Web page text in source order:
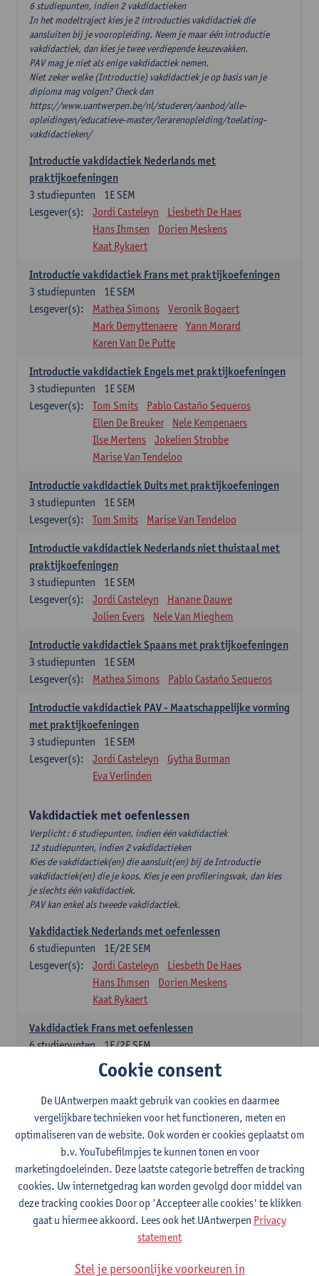
6 studiepunten, indien 2 vakdidactieken
In het modeltraject kies je 2 introducties vakdidactiek die
aansluiten bij je vooropleiding. Neem je maar één introductie
vakdidactiek, dan kies je twee verdiepende keuzevakken.
PAV mag je niet als enige vakdidactiek nemen.
Niet zeker welke (Introductie) vakdidactiek je op basis van je
diploma mag volgen? Check dan
https://www.uantwerpen.be/nl/studeren/aanbod/alle-
opleidingen/educatieve-master/lerarenopleiding/toelating-
vakdidactieken/
Introductie vakdidactiek Nederlands met
praktijkoefeningen
1E SEM
3 studiepunten
Lesgever(s):
Jordi Casteleyn
Liesbeth De Haes
Hans Ihmsen
Dorien Meskens
Kaat Rykaert
Introductie vakdidactiek Frans met praktijkoefeningen
1E SEM
3 studiepunten
Lesgever(s):
Mathea Simons
Veronik Bogaert
Mark Demyttenaere
Yann Morard
Karen Van De Putte
Introductie vakdidactiek Engels met praktijkoefeningen
1E SEM
3 studiepunten
Lesgever(s):
Tom Smits
Pablo Castaño Sequeros
Ellen De Breuker
Nele Kempenaers
Ilse Mertens
Jokelien Strobbe
Marise Van Tendeloo
Introductie vakdidactiek Duits met praktijkoefeningen
1E SEM
3 studiepunten
Lesgever(s):
Tom Smits Marise Van Tendeloo
Introductie vakdidactiek Nederlands niet thuistaal met
praktijkoefeningen
1E SEM
3 studiepunten
Lesgever(s):
Jordi Casteleyn
Hanane Dauwe
Jolien Evers
Nele Van Mieghem
Introductie vakdidactiek Spaans met praktijkoefeningen
1E SEM
3 studiepunten
Lesgever(s):
Mathea Simons Pablo Castaño Sequeros
Introductie vakdidactiek PAV - Maatschappelijke vorming
met praktijkoefeningen
1E SEM
3 studiepunten
Lesgever(s):
Jordi Casteleyn
Gytha Burman
Eva Verlinden
Vakdidactiek met oefenlessen
Verplicht: 6 studiepunten, indien één vakdidactiek
12 studiepunten, indien 2 vakdidactieken
Kies de vakdidactiek(en) die aansluit(en) bij de Introductie
vakdidactiek(en) die je koos. Kies je een profileringsvak, dan kies
je slechts één vakdidactiek.
PAV kan enkel als tweede vakdidactiek.
Vakdidactiek Nederlands met oefenlessen
1E/2E SEM
6 studiepunten
Lesgever(s):
Jordi Casteleyn
Liesbeth De Haes
Hans Ihmsen
Dorien Meskens
Kaat Rykaert
Vakdidactiek Frans met oefenlessen
1E/2E SEM
6studiepunten
Mathea Simons
Veronik Bogaert
Mark Demyttenaere
Yann Morard
Karen Van De Putte
Vakdidactiek Engels met oefenlessen
1E/2E SEM
6studiepunten
Lesgever(s):
Tom Smits
Ellen De Breuker
Nele Kempenaers
Joke Prinsen
Vakdidactiek Duits met oefenlessen
1E/2E SEM
6studiepunten
Tom Smits Marise Van Tendeloo
Vakdidactiek Nederlands niet-thuistaal met oefenlessen
Cookie consent
De UAntwerpen maakt gebruik van cookies en daarmee
vergelijkbare technieken voor het functioneren, meten en
optimaliseren van de website. Ook worden er cookies geplaatst om
b.v. YouTubefilmpjes te kunnen tonen en voor
marketingdoeleinden. Deze laatste categorie betreffen de tracking
cookies. Uw internetgedrag kan worden gevolgd door middel van
deze tracking cookies Door op 'Accepteer alle cookies' te klikken
gaat u hiermee akkoord. Lees ook het UAntwerpen Privacy
statement
Stel je persoonlijke voorkeuren in